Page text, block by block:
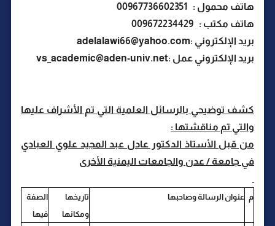
هاتف محمول : 00967736602351
هاتف مكتب : 009672234429
بريد الإلكتروني :adelalawi66@yahoo.com
بريد الإلكتروني عمل :vs_academic@aden-univ.net
كشف توضيحي بالرسائل العلمية التي تم الأشراف عليها
والتي تم مناقشتها :
من قبل الأستاذ الدكتور عادل عبد المجيد علوي العبادي
في جامعة / عدن والجامعات اليمنية الأخرى
م عنوان الرسالة وصاحبها
تاريخها
ومكانها
الصفة
فيها